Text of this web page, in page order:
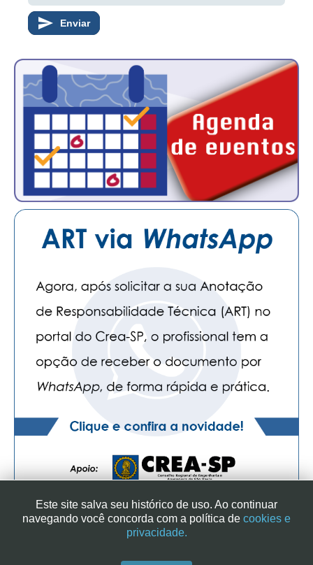
Enviar
SINDICATO DOS ENGENHEIROS NO ESTADO DE SÃO PAULO
Este site salva seu histórico de uso. Ao continuar
navegando você concorda com a política de cookies e
privacidade.